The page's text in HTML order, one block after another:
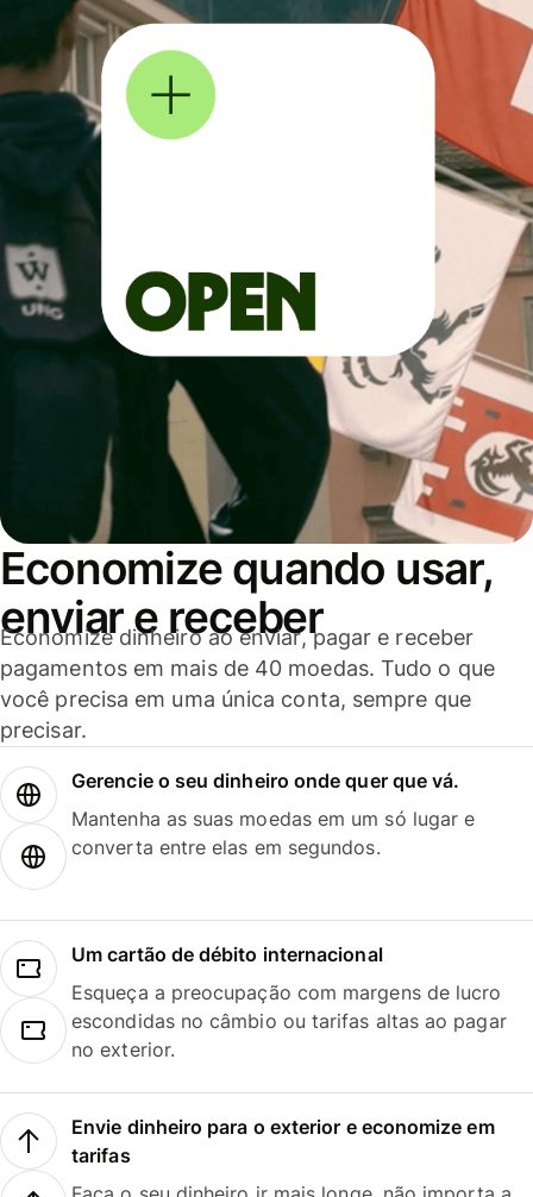
Economize quando usar,
enviar e receber
Economize dinheiro ao enviar, pagar e receber
pagamentos em mais de 40 moedas. Tudo o que
você precisa em uma única conta, sempre que
precisar.
Gerencie o seu dinheiro onde quer que vá.
Mantenha as suas moedas em um só lugar e
converta entre elas em segundos.
Um cartão de débito internacional
Esqueça a preocupação com margens de lucro
escondidas no câmbio ou tarifas altas ao pagar
no exterior.
Envie dinheiro para o exterior e economize em
tarifas